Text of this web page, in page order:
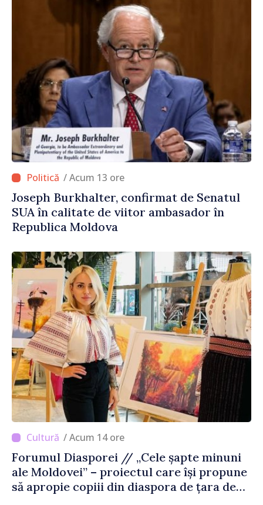
/ Acum 13 ore
Joseph Burkhalter, confirmat de Senatul
SUA în calitate de viitor ambasador în
Republica Moldova
/ Acum 14 ore
Forumul Diasporei // „Cele șapte minuni
ale Moldovei” – proiectul care își propune
să apropie copiii din diaspora de țara de